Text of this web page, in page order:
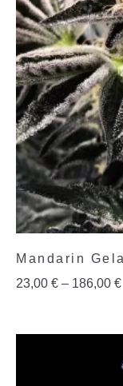
Mandarin
23,00 € – 186,00 €